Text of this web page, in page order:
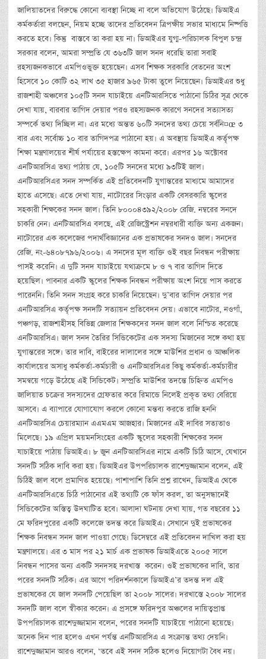
জালিয়াতদের বিরুদ্ধে কোনো ব্যবস্থা নিচ্ছে না বলে অভিযোগ উঠেছে। ডিআইএ
কর্মকর্তারা বলছেন, নিয়ম হচ্ছে তাদের প্রতিবেদন ত্রিপক্ষীয় সভার মাধ্যমে নিষ্পত্তি
করতে হবে। কিন্তু বাস্তবে তা করা হয় না। ডিআইএর যুগ্ম-পরিচালক বিপুল চন্দ্র
সরকার বলেন, আমরা সম্প্রতি যে ৩৬৩টি জাল সনদ ধরেছি তারা সবাই
রহস্যজনকভাবে এমপিওভুক্ত হয়েছেন। এসব শিক্ষক সরকারি বেতনের অংশ
হিসেবে ১০ কোটি ৩২ লাখ ৩৫ হাজার ৯৬৫ টাকা তুলে নিয়েছেন। ডিআইএর শুধু
রাজশাহী অঞ্চলের ১০৫টি সনদ যাচাইয়ে এনটিআরসিতে পাঠানো চিঠির সূত্র থেকে
দেখা যায়, বারবার তাগিদ দেয়ার পরও রহস্যজনক কারণে সনদের সত্যাসত্য
সম্পর্কে তথ্য দিচ্ছিল না। এর মধ্যে অন্তত ৬০টি সনদের তথ্য চেয়ে সর্বনি¤œ ৩
বার এবং সর্বোচ্চ ১০ বার তাগিদপত্র পাঠানো হয়। এ অবস্থায় ডিআইএ কর্তৃপক্ষ
শিক্ষা মন্ত্রণালয়ের শীর্ষ পর্যায়ের হস্তক্ষেপ কামনা করে। এরপর ১৬ অক্টোবর
এনটিআরসিএ তথ্য পাঠায় যে, ১০৫টি সনদের মধ্যে ৯৩টিই জাল।
এনটিআরসিএর সনদ সম্পর্কিত এই প্রতিবেদনটি যুগান্তরের মাধ্যমে আমাদের
হাতে এসেছে। এতে দেখা যায়, নাটোরের সিংড়ার একটি বেসরকারি স্কুলের
সহকারী শিক্ষকের সনদ জাল। তিনি ৮০০০৪৩৯২/২০০৮ রেজি. নম্বরের সনদে
চাকরি নেন। এনটিআরসিএ বলছে, এই রেজিস্ট্রেশন নম্বরধারী ব্যক্তি অন্য একজন।
নাটোরের এক কলেজের পদার্থবিজ্ঞানের এক প্রভাষকের সনদও জাল। সনদের
রেজি. নং-৬৪০৮৭৯৬/২০০৬। এ সনদের মূল ব্যক্তি ওই বছর নিবন্ধন পরীক্ষায়
পাসই করেনি। এ দুটি সনদ যাচাইয়ে যথাক্রমে ৮ ও ৭ বার তাগিদ দিতে
হয়েছিল। পাবনার একটি স্কুলের শিক্ষক নিবন্ধন পরীক্ষায় অংশ নিয়ে পাস করতে
পারেননি। তিনি সনদ সংগ্রহ করে চাকরি নিয়েছেন। দু’বার তাগিদ দেয়ার পর
এনটিআরসিএ কর্তৃপক্ষ সনদটি সত্যায়ন প্রতিবেদন দেয়। এভাবে নাটোর, নওগাঁ,
পঞ্চগড়, রাজশাহীসহ বিভিন্ন জেলার শিক্ষকদের সনদ জাল বলে নিশ্চিত করেছে
এনটিআরসিএ। জাল সনদ তৈরির সিন্ডিকেটের এক সদস্য মিজানের সঙ্গে কথা হয়
যুগান্তরের সঙ্গে। তার দাবি, বাইরের দালালের সঙ্গে মাউশির প্রধান ও আঞ্চলিক
কার্যালয়ের অসাধু কর্মকর্তা-কর্মচারী ও এনটিআরসিএর কিছু কর্মকর্তা-কর্মচারীর
সমন্বয়ে গড়ে উঠেছে এই সিন্ডিকেট। সম্প্রতি মাউশির তদন্তে চিহ্নিত এমপিও
জালিয়াত চক্রের সদস্যদের গ্রেফতার করে রিমান্ডে নিলেই প্রকৃত তথ্য বেরিয়ে
আসবে। এ ব্যাপারে যোগাযোগ করলে কোনো মন্তব্য করতে রাজি হননি
এনটিআরসিএ চেয়ারম্যান এএমএম আজহার। মিজানের এই দাবির সত্যতাও
মিলেছে। ১৯ এপ্রিল ময়মনসিংহের একটি স্কুলের সহকারী শিক্ষকের সনদ
যাচাইয়ে পাঠায় ডিআইএ। ৮ জুন এনটিআরসিএর নামে একটি চিঠি আসে, যেখানে
সনদটি সঠিক দাবি করা হয়। ডিআইএর উপপরিচালক রাশেদুজ্জামান বলেন, এই
চিঠিই জাল বলে প্রমাণিত হয়েছে। পাশাপাশি তিনি প্রশ্ন রাখেন, ডিআইএ থেকে
এনটিআরসিএতে চিঠি পাঠানোর এই তথ্যটি কে ফাঁস করল, তা অনুসন্ধানেই
সিন্ডিকেটের অস্তিত্ব উদঘাটিত হবে। আলাদা ঘটনায় দেখা যায়, গত বছরের ১১
মে ফরিদপুরের একটি কলেজে তদন্ত করে ডিআইএ। সেখানে দুই প্রভাষকের
শিক্ষক নিবন্ধন সনদ জাল পাওয়া গেছে। ডিসেম্বরে এই প্রতিবেদন দাখিল করা হয়
মন্ত্রণালয়ে। এর ৩ মাস পর ২১ মার্চ এক প্রভাষক ডিআইএতে ২০০৫ সালে
নিবন্ধন পাসের অন্য একটি সনদসহ দরখাস্ত করেন। ওই প্রভাষকের দাবি, তার
পরের সনদটি সঠিক। এর আগে পরিদর্শনকালে ডিআইএ’র তদন্ত দল এই
প্রভাষকের যে জাল সনদটি পেয়েছিল তা ২০০৮ সালের। দরখাস্তে ২০০৮ সালের
সনদটি জাল বলে স্বীকার করেন। এ প্রসঙ্গে ফরিদপুর অঞ্চলের দায়িত্বপ্রাপ্ত
উপপরিচালক রাশেদুজ্জামান বলেন, পরের সনদটি যাচাইয়ে পাঠানো হয়েছে।
অনেক দিন পার হলেও এখন পর্যন্ত এনটিআরসিএ এ সংক্রান্ত তথ্য দেয়নি।
রাশেদুজ্জামান আরও বলেন, ‘তবে এই সনদ সঠিক হলেও নিয়োগটা বৈধ নয়।